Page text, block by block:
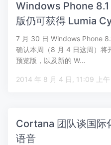
Windows Phone
版仍可获得 Lumia
7 月 30 日 Windows Phone
确认本周（8 月 4 日这周）
预览版，以及新的 W…
2014 年 8 月 4 日, 11:09 上午
Cortana 团队谈国际
语音